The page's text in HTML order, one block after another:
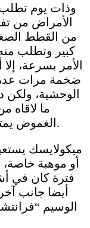
وذات يوم
الأمراض من
من القطط
كبير وتطلب
الأمر بسرعة،
ضخمة مرات عدة
الوحشية،
ما لاقاه
الغموض يمتد كثيرا إلى مواقف أخرى في الفيلم.
ميكولايسك
أو موهبة
فترة كان في
أيضا جانب
الوسيم